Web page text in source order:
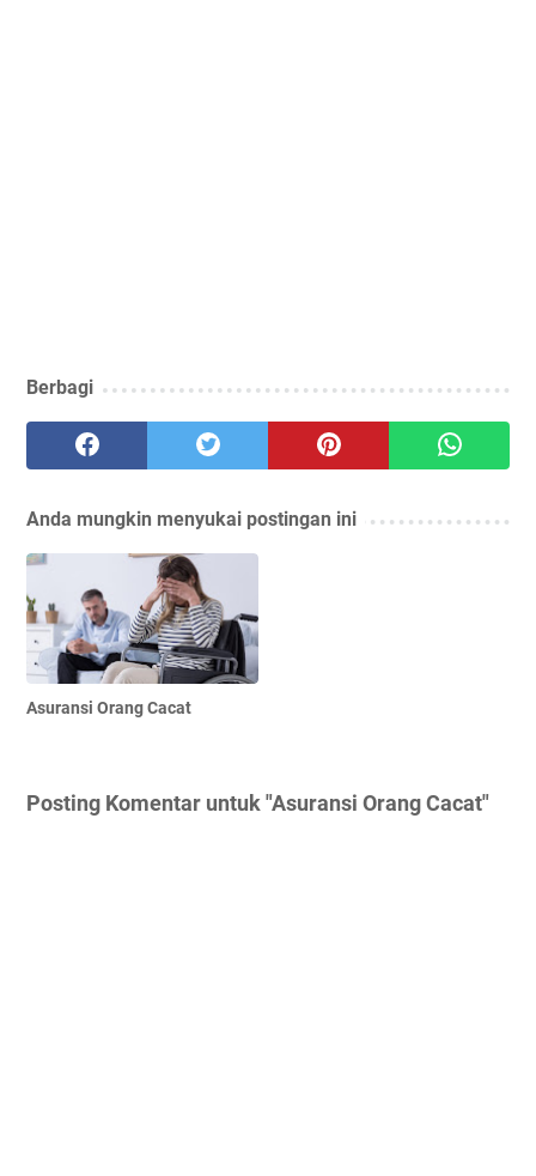
Berbagi
Anda mungkin menyukai postingan ini
Asuransi Orang Cacat
Posting Komentar untuk "Asuransi Orang Cacat"